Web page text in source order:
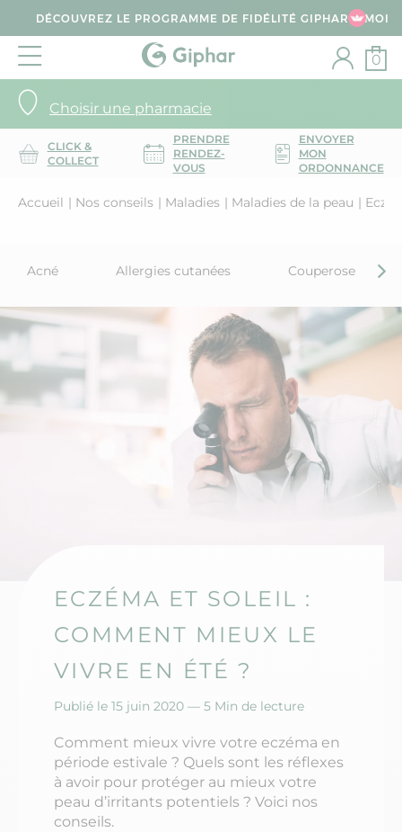
DÉCOUVREZ LE PROGRAMME DE FIDÉLITÉ GIPHAR & MOI
Choisir une pharmacie
0
CLICK &
COLLECT
PRENDRE
RENDEZ-
VOUS
ENVOYER
MON
ORDONNANCE
Accueil Nos conseils Maladies Maladies de la peau
Acné Allergies cutanées Couperose
ECZÉMA ET SOLEIL :
COMMENT MIEUX LE
VIVRE EN ÉTÉ ?
Publié le 15 juin 2020 — 5 Min de lecture
Comment mieux vivre votre eczéma en
période estivale ? Quels sont les réflexes
à avoir pour protéger au mieux votre
peau d’irritants potentiels ? Voici nos
conseils.